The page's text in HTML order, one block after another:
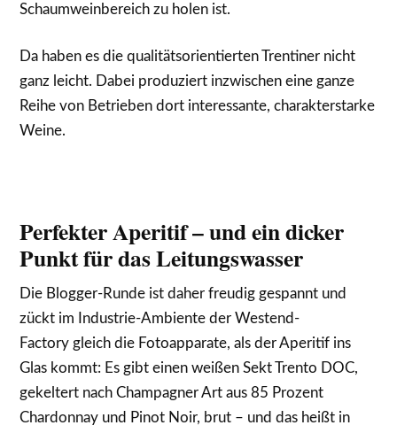
Schaumweinbereich zu holen ist.
Da haben es die qualitätsorientierten Trentiner nicht
ganz leicht. Dabei produziert inzwischen eine ganze
Reihe von Betrieben dort interessante, charakterstarke
Weine.
Perfekter Aperitif – und ein dicker
Punkt für das Leitungswasser
Die Blogger-Runde ist daher freudig gespannt und
zückt im Industrie-Ambiente der Westend-
Factory gleich die Fotoapparate, als der Aperitif ins
Glas kommt: Es gibt einen weißen Sekt Trento DOC,
gekeltert nach Champagner Art aus 85 Prozent
Chardonnay und Pinot Noir, brut – und das heißt in